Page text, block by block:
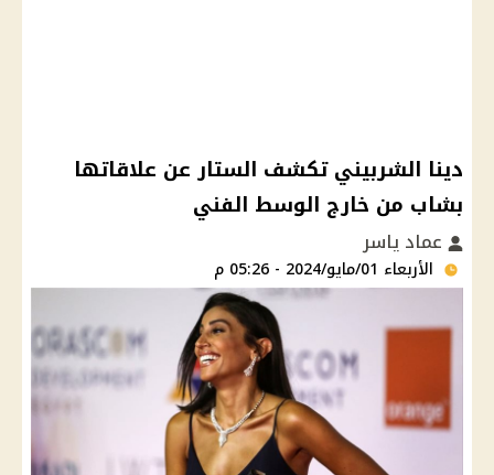
دينا الشربيني تكشف الستار عن علاقاتها
بشاب من خارج الوسط الفني
عماد ياسر
الأربعاء 01/مايو/2024 - 05:26 م